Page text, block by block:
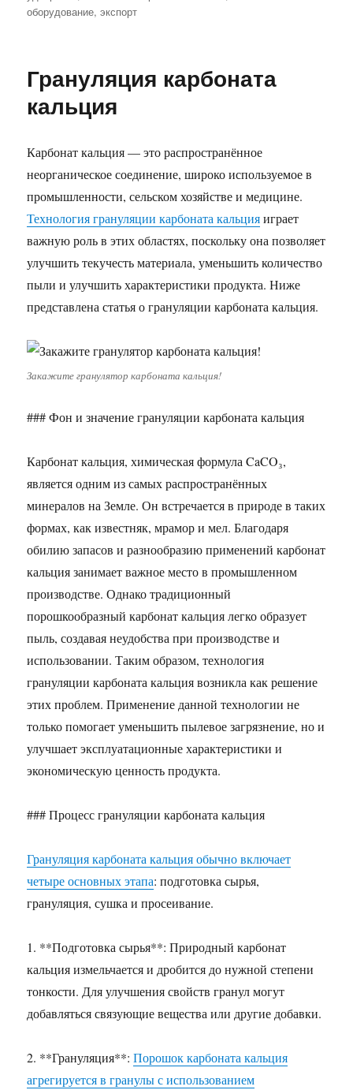
оборудование,экспорт
Грануляция карбоната
кальция
Карбонат кальция — это распространённое
неорганическое соединение, широко используемое в
промышленности, сельском хозяйстве и медицине.
Технология грануляции карбоната кальцияиграет
важную роль в этих областях, поскольку она позволяет
улучшить текучесть материала, уменьшить количество
пыли и улучшить характеристики продукта. Ниже
представлена статья о грануляции карбоната кальция.
Закажите гранулятор карбоната кальция!
### Фон и значение грануляции карбоната кальция
Карбонат кальция, химическая формула CaCO₃,
является одним из самых распространённых
минералов на Земле. Он встречается в природе в таких
формах, как известняк, мрамор и мел. Благодаря
обилию запасов и разнообразию применений карбонат
кальция занимает важное место в промышленном
производстве. Однако традиционный
порошкообразный карбонат кальция легко образует
пыль, создавая неудобства при производстве и
использовании. Таким образом, технология
грануляции карбоната кальция возникла как решение
этих проблем. Применение данной технологии не
только помогает уменьшить пылевое загрязнение, но и
улучшает эксплуатационные характеристики и
экономическую ценность продукта.
### Процесс грануляции карбоната кальция
Грануляция карбоната кальция обычно включает
четыре основных этапа: подготовка сырья,
грануляция, сушка и просеивание.
1. **Подготовка сырья**: Природный карбонат
кальция измельчается и дробится до нужной степени
тонкости. Для улучшения свойств гранул могут
добавляться связующие вещества или другие добавки.
2. **Грануляция**:Порошок карбоната кальция
агрегируется в гранулы с использованием